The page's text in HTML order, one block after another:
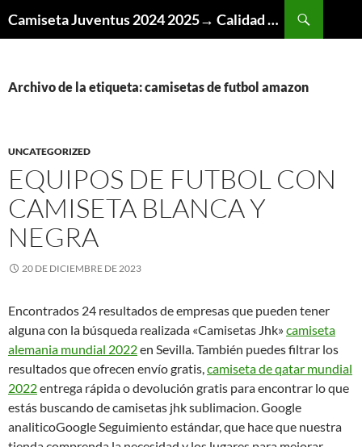
Camiseta Juventus 2024 2025→ Calidad Thai AAA
Archivo de la etiqueta: camisetas de futbol amazon
UNCATEGORIZED
EQUIPOS DE FUTBOL CON
CAMISETA BLANCA Y
NEGRA
20 DE DICIEMBRE DE 2023
Encontrados 24 resultados de empresas que pueden tener
alguna con la búsqueda realizada «Camisetas Jhk»camiseta
alemania mundial 2022en Sevilla. También puedes filtrar los
resultados que ofrecen envío gratis,camiseta de qatar mundial
2022entrega rápida o devolución gratis para encontrar lo que
estás buscando de camisetas jhk sublimacion. Google
analiticoGoogle Seguimiento estándar, que hace que nuestra